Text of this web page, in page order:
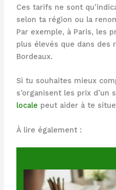
Ces tarifs ne sont
selon ta région ou la
Par exemple, à Paris, les
plus élevés que dans des
Bordeaux.
Si tu souhaites mieux
s’organisent les prix d’un
locale peut aider à te
À lire également :